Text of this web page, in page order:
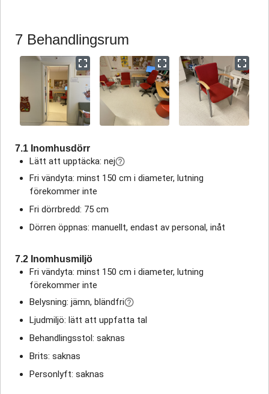
7 Behandlingsrum
7.1 Inomhusdörr
Lätt att upptäcka: nej
Fri vändyta: minst 150 cm i diameter, lutning
förekommer inte
Fri dörrbredd: 75 cm
Dörren öppnas: manuellt, endast av personal, inåt
7.2 Inomhusmiljö
Fri vändyta: minst 150 cm i diameter, lutning
förekommer inte
Belysning: jämn, bländfri
Ljudmiljö: lätt att uppfatta tal
Behandlingsstol: saknas
Brits: saknas
Personlyft: saknas